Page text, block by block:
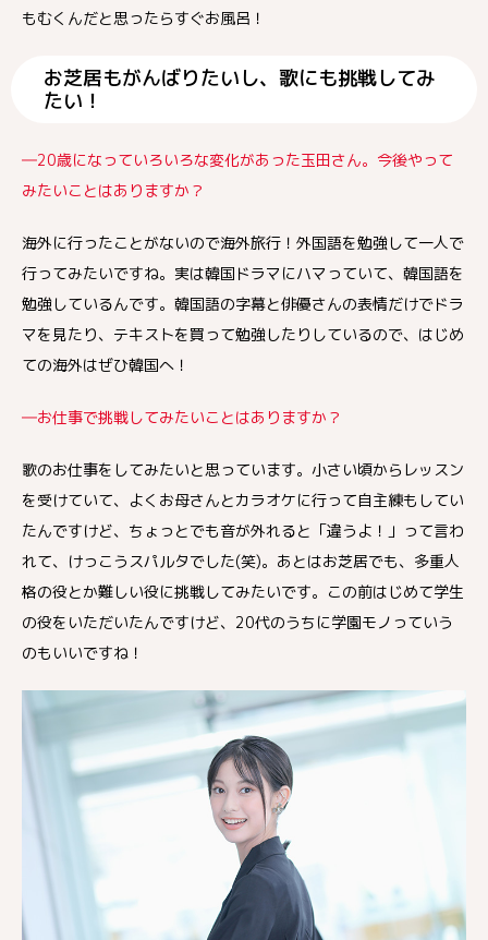
もむくんだと思ったらすぐお風呂！
お芝居もがんばりたいし、歌にも挑戦してみ
たい！
―20歳になっていろいろな変化があった玉田さん。今後やって
みたいことはありますか？
海外に行ったことがないので海外旅行！外国語を勉強して一人で
行ってみたいですね。実は韓国ドラマにハマっていて、韓国語を
勉強しているんです。韓国語の字幕と俳優さんの表情だけでドラ
マを見たり、テキストを買って勉強したりしているので、はじめ
ての海外はぜひ韓国へ！
―お仕事で挑戦してみたいことはありますか？
歌のお仕事をしてみたいと思っています。小さい頃からレッスン
を受けていて、よくお母さんとカラオケに行って自主練もしてい
たんですけど、ちょっとでも音が外れると「違うよ！」って言わ
れて、けっこうスパルタでした(笑)。あとはお芝居でも、多重人
格の役とか難しい役に挑戦してみたいです。この前はじめて学生
の役をいただいたんですけど、20代のうちに学園モノっていう
のもいいですね！